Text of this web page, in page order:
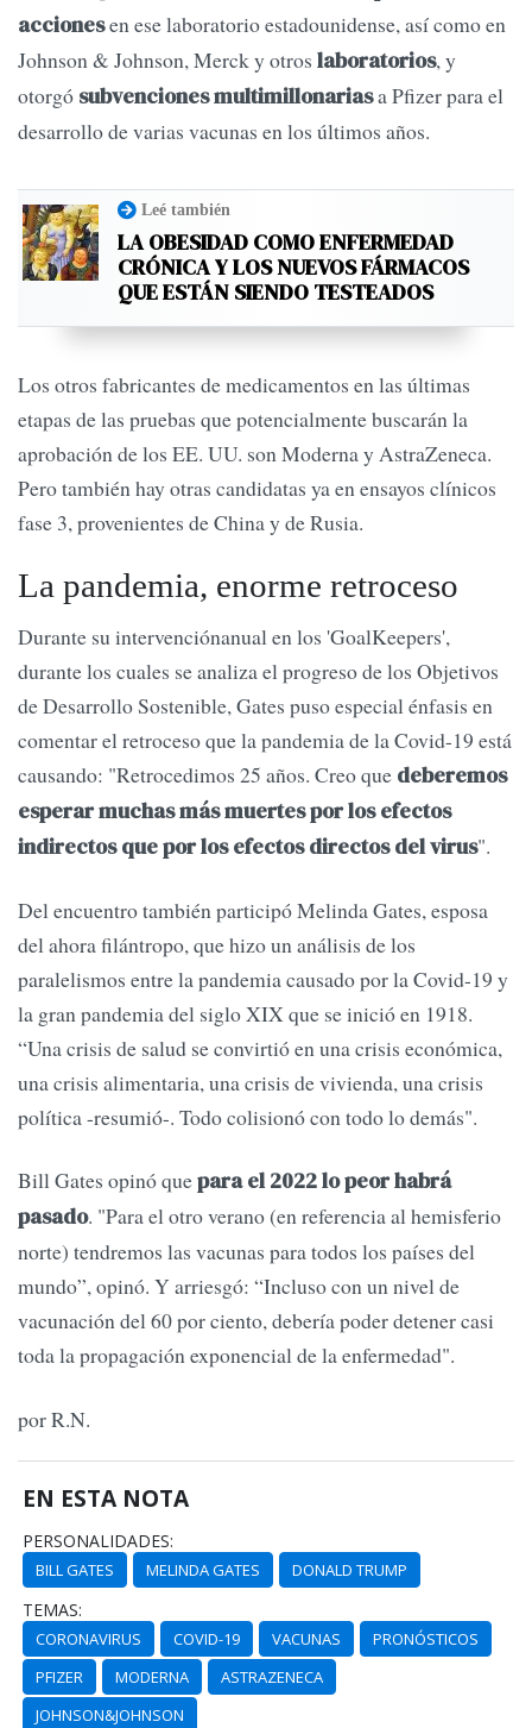
accionesen ese laboratorio estadounidense, así como en
Johnson & Johnson, Merck y otros laboratorios, y
otorgó subvenciones multimillonariasa Pfizer para el
desarrollo de varias vacunas en los últimos años.
Leé también
LA OBESIDAD COMO ENFERMEDAD
CRÓNICA Y LOS NUEVOS FÁRMACOS
QUE ESTÁN SIENDO TESTEADOS
Los otros fabricantes de medicamentos en las últimas
etapas de las pruebas que potencialmente buscarán la
aprobación de los EE. UU. son Moderna y AstraZeneca.
Pero también hay otras candidatas ya en ensayos clínicos
fase 3, provenientes de China y de Rusia.
La pandemia, enorme retroceso
Durante su intervenciónanual en los 'GoalKeepers',
durante los cuales se analiza el progreso de los Objetivos
de Desarrollo Sostenible, Gates puso especial énfasis en
comentar el retroceso que la pandemia de la Covid-19 está
causando: "Retrocedimos 25 años. Creo que deberemos
esperar muchas más muertes por los efectos
indirectos que por los efectos directos del virus".
Del encuentro también participó Melinda Gates, esposa
del ahora filántropo, que hizo un análisis de los
paralelismos entre la pandemia causado por la Covid-19 y
la gran pandemia del siglo XIX que se inició en 1918.
“Una crisis de salud se convirtió en una crisis económica,
una crisis alimentaria, una crisis de vivienda, una crisis
política -resumió-. Todo colisionó con todo lo demás".
Bill Gates opinó quepara el 2022 lo peor habrá
pasado. "Para el otro verano (en referencia al hemisferio
norte) tendremos las vacunas para todos los países del
mundo”, opinó. Y arriesgó: “Incluso con un nivel de
vacunación del 60 por ciento, debería poder detener casi
toda la propagación exponencial de la enfermedad".
por R.N.
EN ESTA NOTA
PERSONALIDADES:
BILL GATES MELINDA GATES DONALD TRUMP
TEMAS:
CORONAVIRUS COVID-19 VACUNAS
PRONÓSTICOS
PFIZER
MODERNA
ASTRAZENECA
JOHNSON&JOHNSON